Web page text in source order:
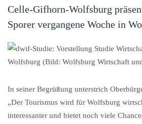
Celle-Gifhorn-Wolfsburg
Sporer vergangene Woche in
In seiner Begrüßung unterstrich
„Der Tourismus wird für Wolfsburg
interessanter und bietet noch viele